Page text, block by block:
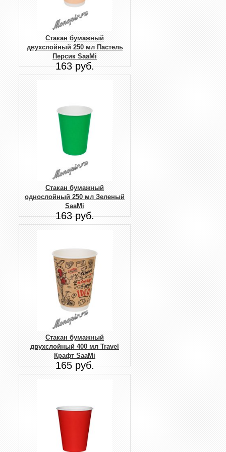
Стакан бумажный
двухслойный 250 мл Пастель
Персик SaaMi
163 руб.
Стакан бумажный
однослойный 250 мл Зеленый
SaaMi
163 руб.
Стакан бумажный
двухслойный 400 мл Travel
Крафт SaaMi
165 руб.